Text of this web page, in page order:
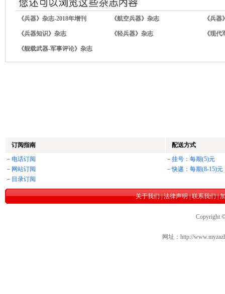
《兵器》杂志-2018年增刊 《航空兵器》杂志 《兵
《兵器知识》杂志 《轻兵器》杂志 《现
《舰载武器-军事评论》杂志